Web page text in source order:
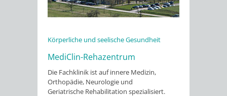
Körperliche und seelische Gesundheit
MediClin-Rehazentrum
Die Fachklinik ist auf innere Medizin,
Orthopädie, Neurologie und
Geriatrische Rehabilitation spezialisiert.